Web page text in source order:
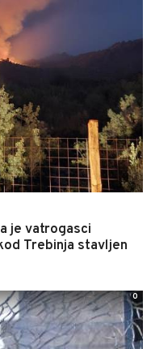
je vatrogasci
Trebinja stavljen
0